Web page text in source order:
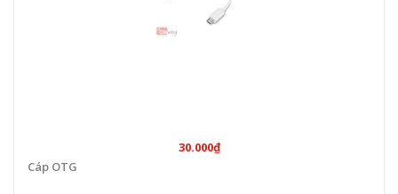
30.000₫
Cáp OTG